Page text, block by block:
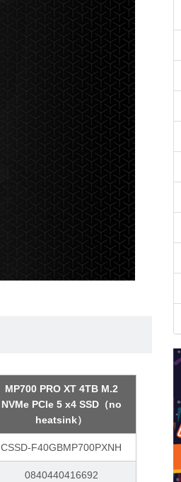
MP700 PRO XT 4TB M.2
NVMe PCIe 5 x4 SSD（no
heatsink）
CSSD-F40GBMP700PXNH
0840440416692